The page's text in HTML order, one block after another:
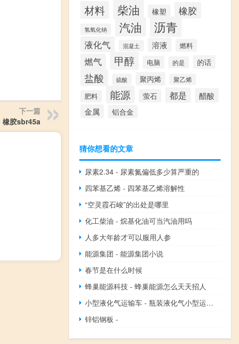
下一篇
橡胶sbr45a
材料 柴油 橡塑 橡胶
氢氧化钠 汽油 沥青
液化气 混凝土 溶液 燃料
燃气 甲醇 电脑 的是 的话
盐酸 硫酸 聚丙烯 聚乙烯
肥料 能源 萤石 都是 醋酸
金属 铝合金
猜你想看的文章
尿素2.34 - 尿素氮偏低多少算严重的
四苯基乙烯 - 四苯基乙烯溶解性
“空灵霞石峻”的出处是哪里
化工柴油 - 烷基化油可当汽油用吗
人多大年龄才可以服用人参
能源集团 - 能源集团小说
春节是在什么时候
蜂巢能源科技 - 蜂巢能源怎么天天招人
小型液化气运输车 - 瓶装液化气小型运输车
锌铝钢板 -